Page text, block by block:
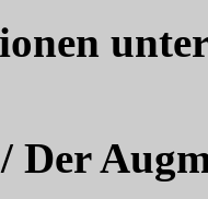
Der